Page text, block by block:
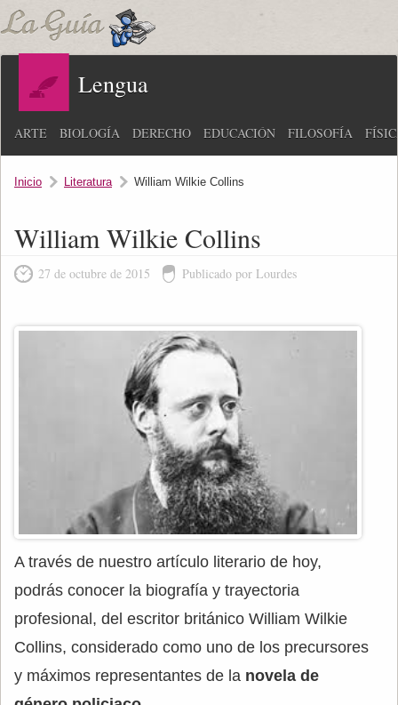
Lengua
ARTE BIOLOGÍA DERECHO EDUCACIÓN FILOSOFÍA
Inicio Literatura William Wilkie Collins
William Wilkie Collins
27 de octubre de 2015 Publicado por Lourdes
A través de nuestro artículo literario de hoy,
podrás conocer la biografía y trayectoria
profesional, del escritor británico William Wilkie
Collins, considerado como uno de los precursores
y máximos representantes de la novela de